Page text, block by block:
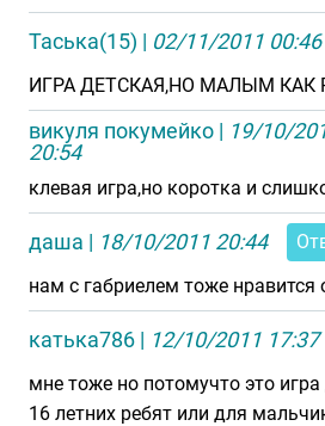
Таська(15) | 02/11/2011 00:46
ИГРА ДЕТСКАЯ,НО МАЛЫМ КАК
викуля покумейко | 19/10/
20:54
клевая игра,но коротка и
даша | 18/10/2011 20:44
нам с габриелем тоже нравится
катька786 | 12/10/2011 17:37
мне тоже но потомучто это
16 летних ребят или для